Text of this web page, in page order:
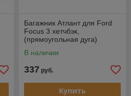
Багажник Атлант для Ford
Focus 3 хетчбэк,
(прямоугольная дуга)
В наличии
337 руб.
Купить